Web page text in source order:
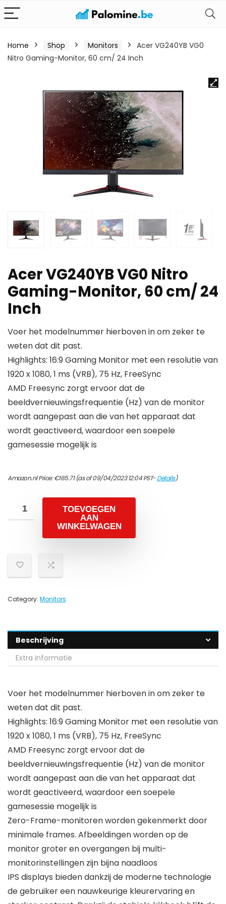
Home Shop Monitors
Acer VG240YB VG0
Nitro Gaming-Monitor, 60 cm/ 24 Inch
Acer VG240YB VG0 Nitro
Gaming-Monitor, 60 cm/ 24
Inch
Voer het modelnummer hierboven in om zeker te
weten dat dit past.
Highlights: 16:9 Gaming Monitor met een resolutie van
1920 x 1080, 1 ms (VRB), 75 Hz, FreeSync
AMD Freesync zorgt ervoor dat de
beeldvernieuwingsfrequentie (Hz) van de monitor
wordt aangepast aan die van het apparaat dat
wordt geactiveerd, waardoor een soepele
gamesessie mogelijk is
Amazon.nl Price:€165.71(as of 09/04/2023 12:04 PST-Details)
TOEVOEGEN
AAN
WINKELWAGEN
Category: Monitors
Beschrijving
Extra informatie
Voer het modelnummer hierboven in om zeker te
weten dat dit past.
Highlights: 16:9 Gaming Monitor met een resolutie van
1920 x 1080, 1 ms (VRB), 75 Hz, FreeSync
AMD Freesync zorgt ervoor dat de
beeldvernieuwingsfrequentie (Hz) van de monitor
wordt aangepast aan die van het apparaat dat
wordt geactiveerd, waardoor een soepele
gamesessie mogelijk is
Zero-Frame-monitoren worden gekenmerkt door
minimale frames. Afbeeldingen worden op de
monitor groter en overgangen bij multi-
monitorinstellingen zijn bijna naadloos
IPS displays bieden dankzij de moderne technologie
de gebruiker een nauwkeurige kleurervaring en